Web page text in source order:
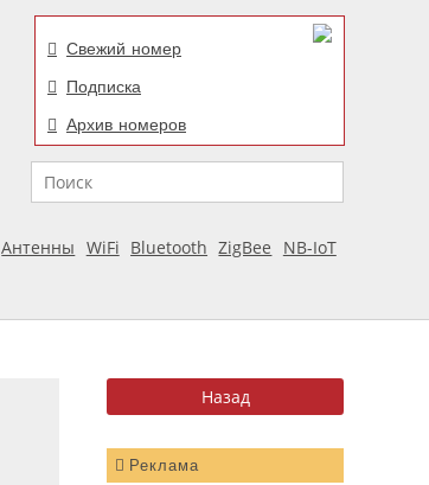
Свежий номер
Подписка
Архив номеров
Поиск
Антенны WiFi Bluetooth ZigBee
NB-IoT
Реклама